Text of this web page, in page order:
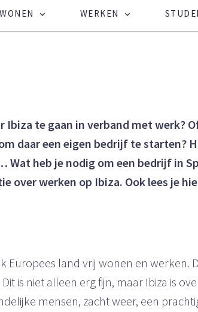
WONEN WERKEN
te gaan in verband met werk?
daar een eigen bedrijf te starten?
heb je nodig om een bedrijf in
over werken op Ibiza. Ook lees je
Europees land vrij wonen en werken.
is niet alleen erg fijn, maar Ibiza is
mensen, zacht weer, een